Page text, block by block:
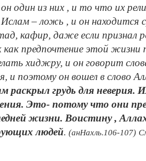
один из них , и то что их
– ложь , и он находится
кафир, даже если признал
как предпочтение этой жизни
хиджру, и он говорит
и поэтому он вошел в слово
раскрыл грудь для неверия.
Это- потому что они
жизни. Воистину ,
людей. (анНахль.106-107)